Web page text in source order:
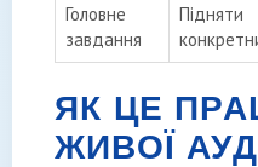
Головне
завдання
Підняти
ЯК ЦЕ
ЖИВОЇ